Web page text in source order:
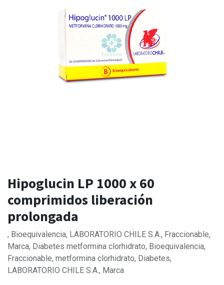
Hipoglucin LP 1000 x 60
comprimidos liberación
prolongada
, Bioequivalencia, LABORATORIO CHILE S.A., Fraccionable,
Marca, Diabetes metformina clorhidrato, Bioequivalencia,
Fraccionable, metformina clorhidrato, Diabetes,
LABORATORIO CHILE S.A., Marca